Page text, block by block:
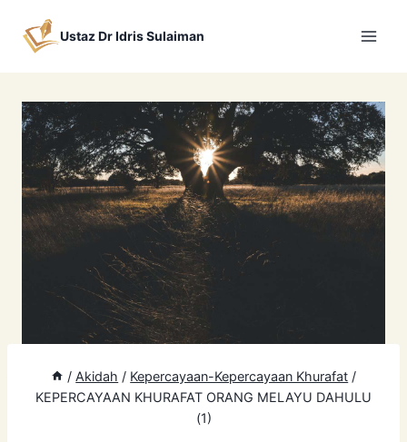
Ustaz Dr Idris Sulaiman
/ Akidah / Kepercayaan-Kepercayaan Khurafat /
KEPERCAYAAN KHURAFAT ORANG MELAYU DAHULU
(1)